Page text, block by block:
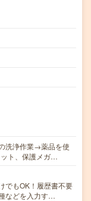
洗浄作業→薬品を使
ト、保護メガ…
でもOK！履歴書不要
などを入力す…